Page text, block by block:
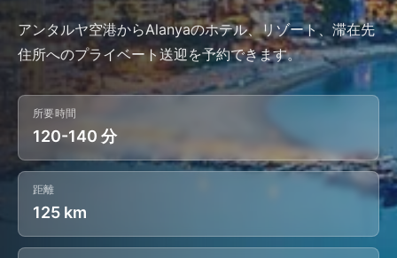
アンタルヤ空港からAlanyaのホテル、リゾート、滞在先
住所へのプライベート送迎を予約できます。
所要時間
120-140 分
距離
125 km